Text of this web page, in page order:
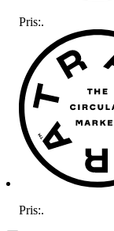
Pris:.
Pris:.